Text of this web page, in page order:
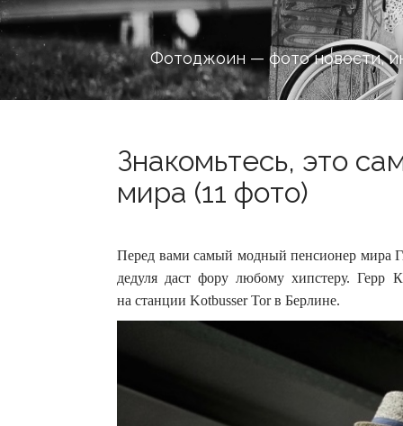
Фотоджоин — фото новости,
Знакомьтесь, это
мира (11 фото)
Перед вами самый модный пенсионер мира
дедуля даст фору любому хипстеру. Герр
на станции Kotbusser Tor в Берлине.